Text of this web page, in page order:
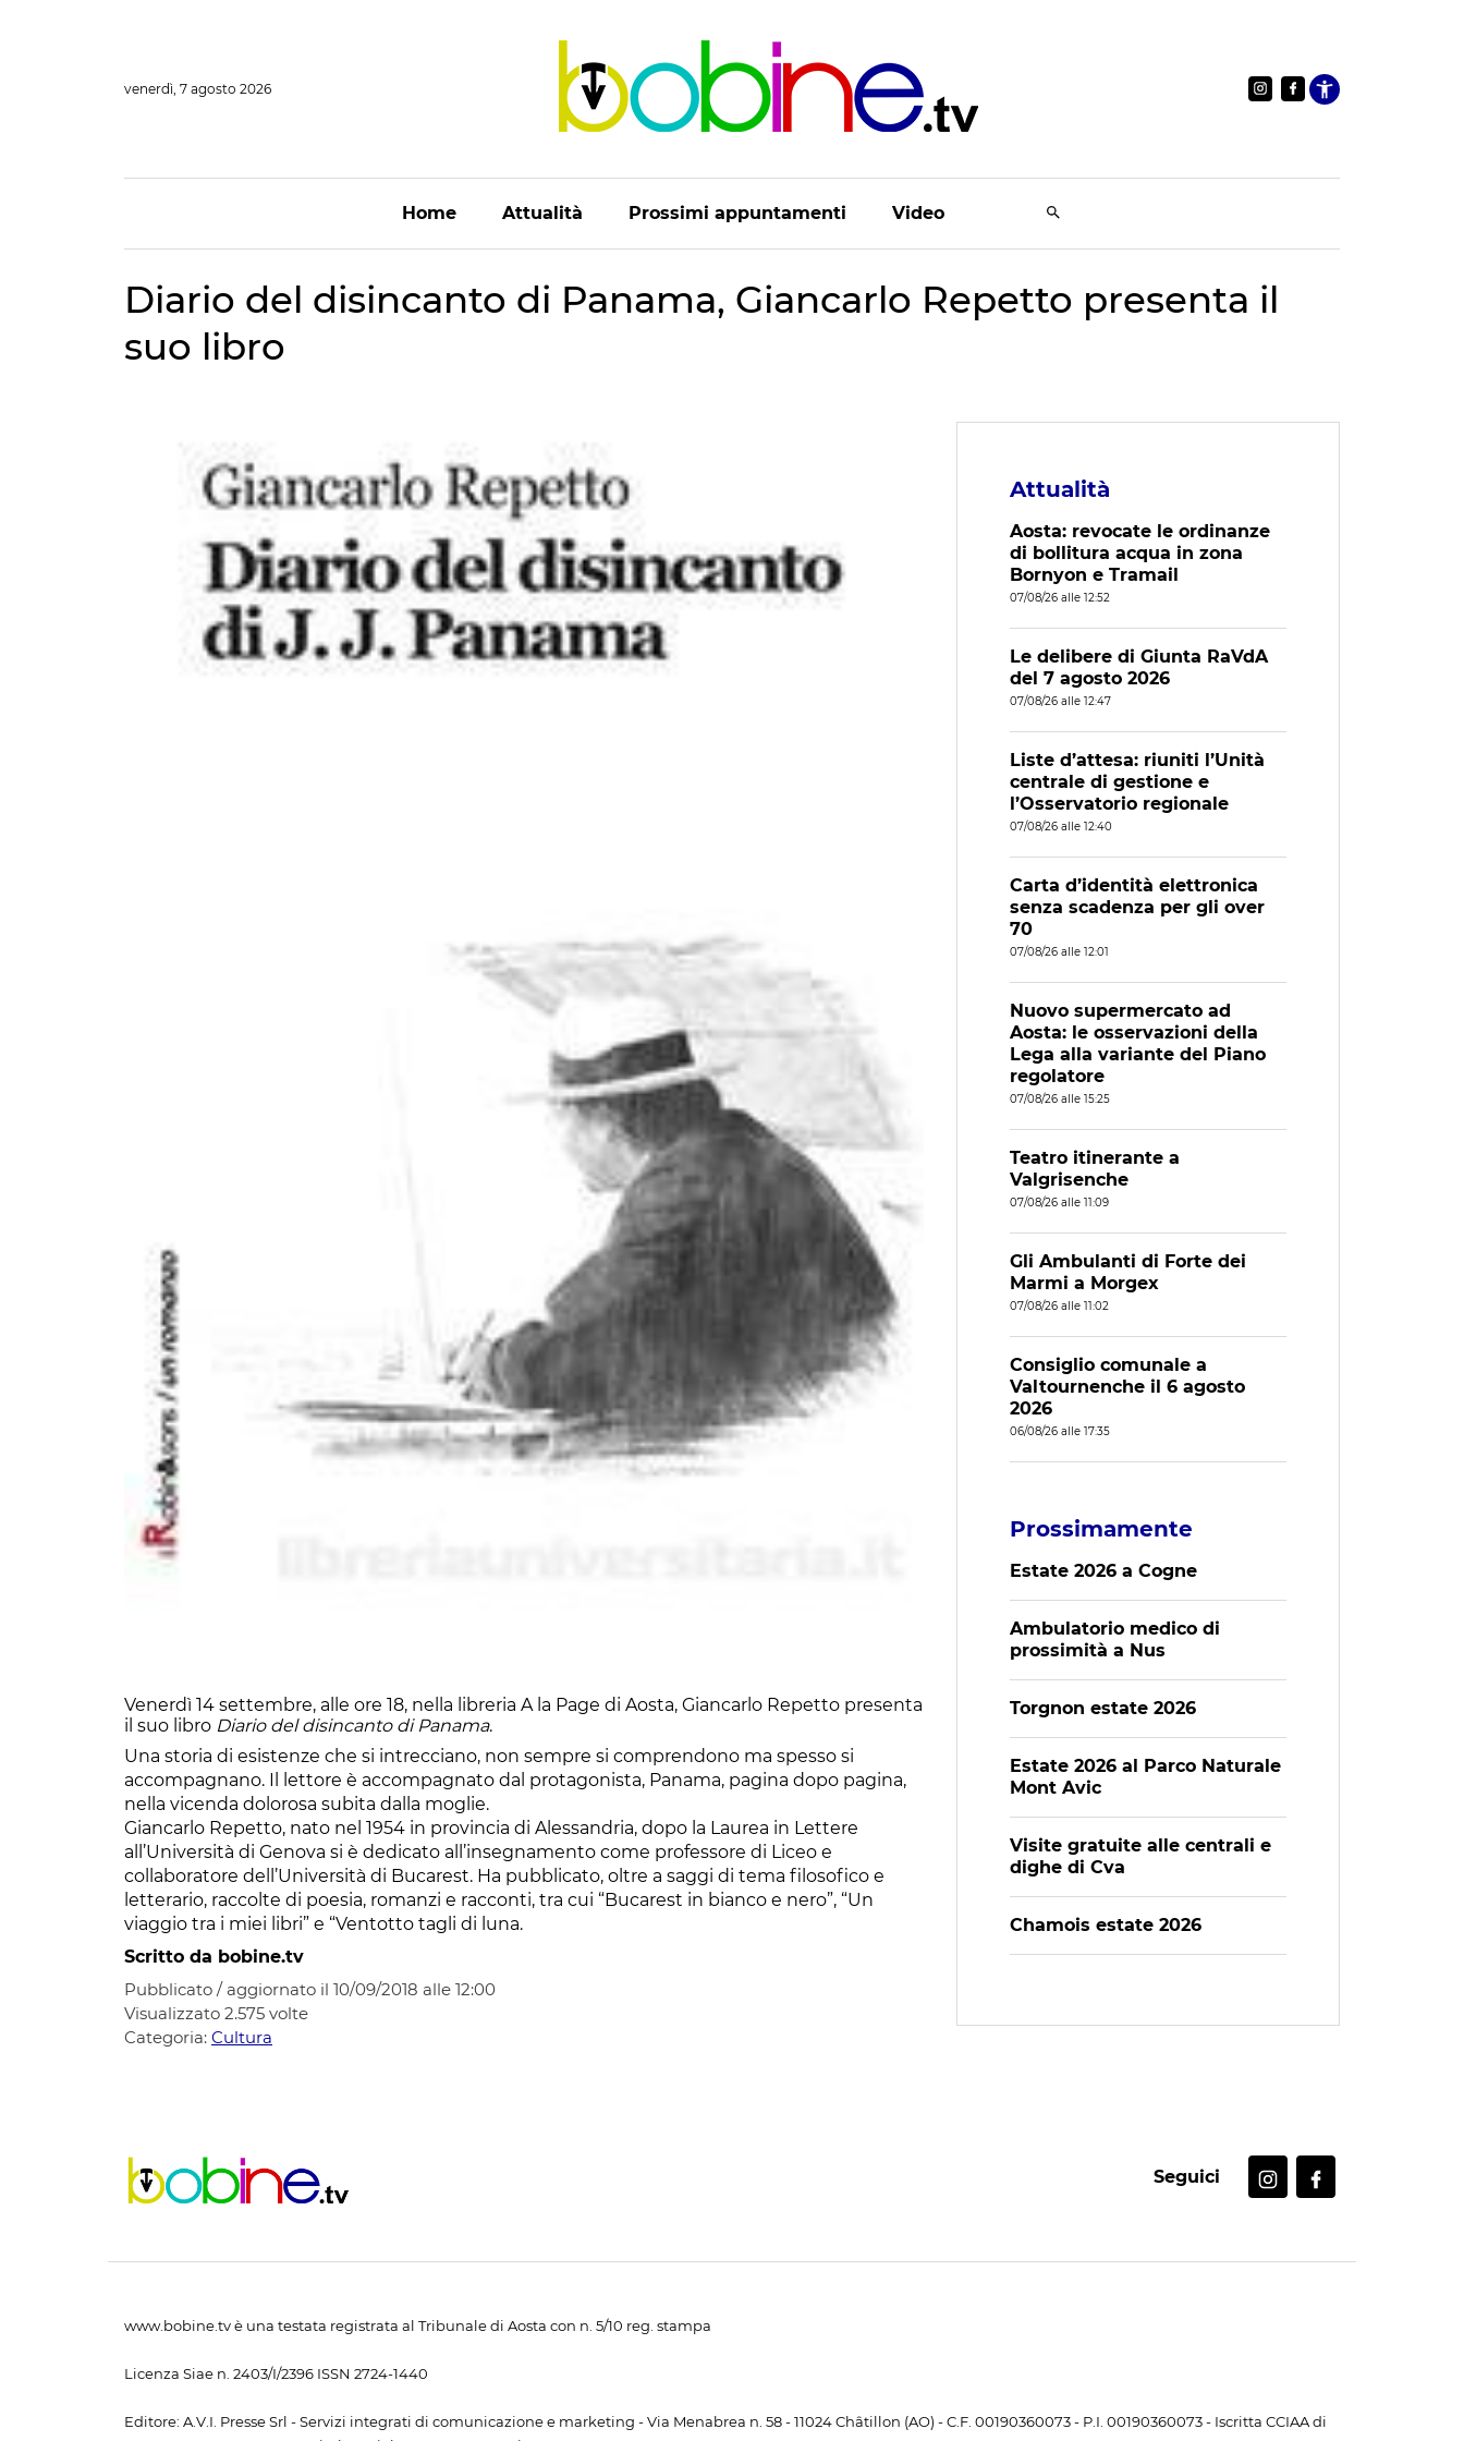
venerdì, 7 agosto 2026 Apri le
Home Attualità Prossimi appuntamenti Video
Diario del disincanto di Panama, Giancarlo Repetto presenta il
suo libro
Venerdì 14 settembre, alle ore 18, nella libreria A la Page di Aosta, Giancarlo Repetto presenta
il suo libro Diario del disincanto di Panama.
Una storia di esistenze che si intrecciano, non sempre si comprendono ma spesso si
accompagnano. Il lettore è accompagnato dal protagonista, Panama, pagina dopo pagina,
nella vicenda dolorosa subita dalla moglie.
Giancarlo Repetto, nato nel 1954 in provincia di Alessandria, dopo la Laurea in Lettere
all’Università di Genova si è dedicato all’insegnamento come professore di Liceo e
collaboratore dell’Università di Bucarest. Ha pubblicato, oltre a saggi di tema filosofico e
letterario, raccolte di poesia, romanzi e racconti, tra cui “Bucarest in bianco e nero”, “Un
viaggio tra i miei libri” e “Ventotto tagli di luna.
Scritto da bobine.tv
Pubblicato / aggiornato il 10/09/2018 alle 12:00
Visualizzato 2.575 volte
Categoria: Cultura
Attualità
Aosta: revocate le ordinanze
di bollitura acqua in zona
Bornyon e Tramail
07/08/26 alle 12:52
Le delibere di Giunta RaVdA
del 7 agosto 2026
07/08/26 alle 12:47
Liste d’attesa: riuniti l’Unità
centrale di gestione e
l’Osservatorio regionale
07/08/26 alle 12:40
Carta d’identità elettronica
senza scadenza per gli over
70
07/08/26 alle 12:01
Nuovo supermercato ad
Aosta: le osservazioni della
Lega alla variante del Piano
regolatore
07/08/26 alle 15:25
Teatro itinerante a
Valgrisenche
07/08/26 alle 11:09
Gli Ambulanti di Forte dei
Marmi a Morgex
07/08/26 alle 11:02
Consiglio comunale a
Valtournenche il 6 agosto
2026
06/08/26 alle 17:35
Prossimamente
Estate 2026 a Cogne
Ambulatorio medico di
prossimità a Nus
Torgnon estate 2026
Estate 2026 al Parco Naturale
Mont Avic
Visite gratuite alle centrali e
dighe di Cva
Chamois estate 2026
Seguici
www.bobine.tv è una testata registrata al Tribunale di Aosta con n. 5/10 reg. stampa
Licenza Siae n. 2403/I/2396 ISSN 2724-1440
Editore: A.V.I. Presse Srl - Servizi integrati di comunicazione e marketing - Via Menabrea n. 58 - 11024 Châtillon (AO) - C.F. 00190360073 - P.I. 00190360073 - Iscritta CCIAA di